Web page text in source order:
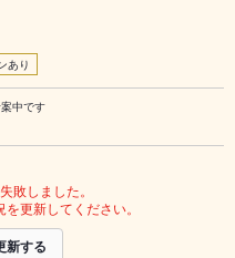
あり
中です
敗しました。
更新してください。
新する